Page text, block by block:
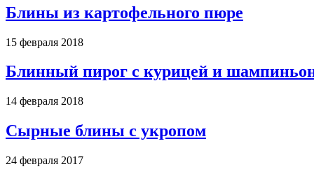
Блины из картофельного пюре
15 февраля 2018
Блинный пирог с курицей и
14 февраля 2018
Сырные блины с укропом
24 февраля 2017